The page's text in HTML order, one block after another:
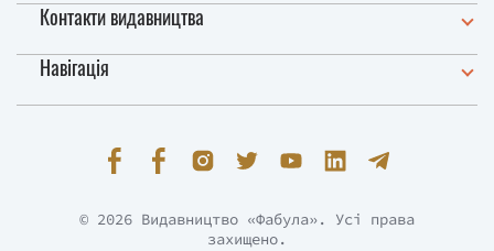
Контакти видавництва
Навігація
© 2026 Видавництво «Фабула». Усі права
захищено.